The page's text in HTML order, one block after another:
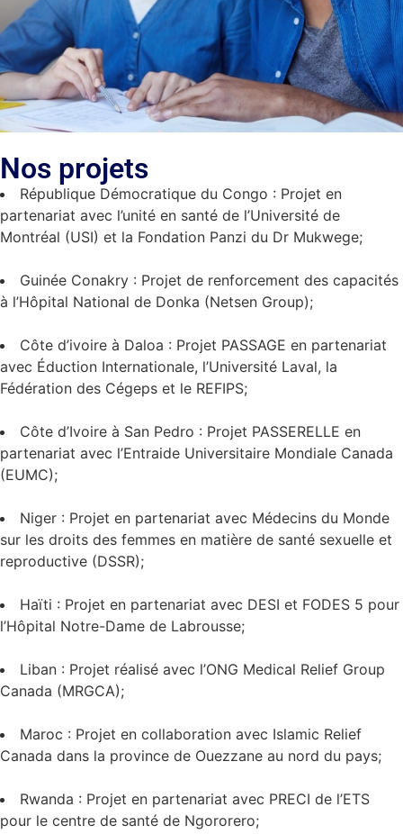
Nos projets
République Démocratique du Congo : Projet en
partenariat avec l’unité en santé de l’Université de
Montréal (USI) et la Fondation Panzi du Dr Mukwege;
Guinée Conakry : Projet de renforcement des capacités
à l’Hôpital National de Donka (Netsen Group);
Côte d’ivoire à Daloa : Projet PASSAGE en partenariat
avec Éduction Internationale, l’Université Laval, la
Fédération des Cégeps et le REFIPS;
Côte d’Ivoire à San Pedro : Projet PASSERELLE en
partenariat avec l’Entraide Universitaire Mondiale Canada
(EUMC);
Niger : Projet en partenariat avec Médecins du Monde
sur les droits des femmes en matière de santé sexuelle et
reproductive (DSSR);
Haïti : Projet en partenariat avec DESI et FODES 5 pour
l’Hôpital Notre-Dame de Labrousse;
Liban : Projet réalisé avec l’ONG Medical Relief Group
Canada (MRGCA);
Maroc : Projet en collaboration avec Islamic Relief
Canada dans la province de Ouezzane au nord du pays;
Rwanda : Projet en partenariat avec PRECI de l’ETS
pour le centre de santé de Ngororero;